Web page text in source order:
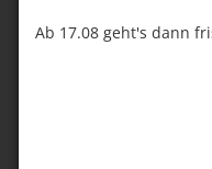
Ab 17.08 geht's dann